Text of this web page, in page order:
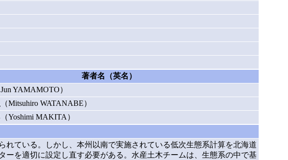
著者名（英名）
YAMAMOTO）
Mitsuhiro WATANABE）
Yoshimi MAKITA）
ている。しかし、本州以南で実施されている低次生態系計算を北海道
を適切に設定し直す必要がある。水産土木チームは、生態系の中で基